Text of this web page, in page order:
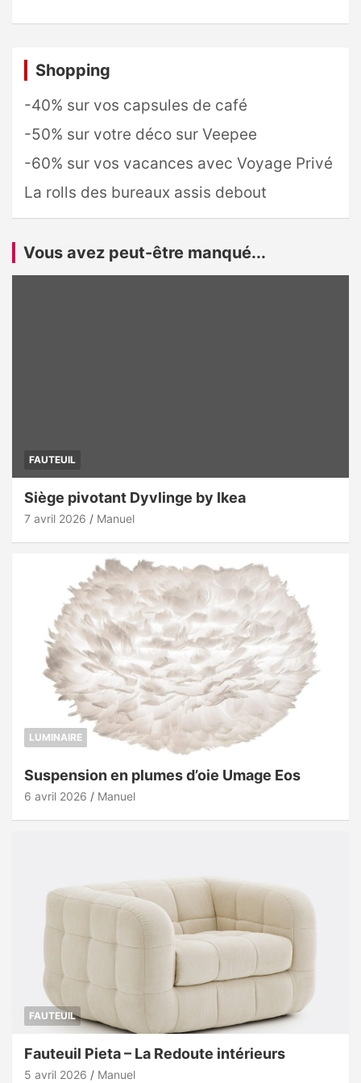
Shopping
-40% sur vos capsules de café
-50% sur votre déco sur Veepee
-60% sur vos vacances avec Voyage Privé
La rolls des bureaux assis debout
Vous avez peut-être manqué...
FAUTEUIL
Siège pivotant Dyvlinge by Ikea
7 avril 2026 Manuel
LUMINAIRE
Suspension en plumes d’oie Umage Eos
6 avril 2026 Manuel
FAUTEUIL
Fauteuil Pieta – La Redoute intérieurs
5 avril 2026 Manuel